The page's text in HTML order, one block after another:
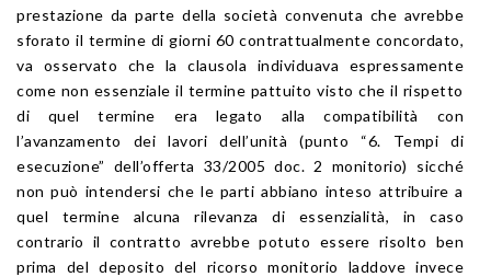
prestazione da parte della società convenuta che avrebbe
sforato il termine di giorni 60 contrattualmente concordato,
va osservato che la clausola individuava espressamente
come non essenziale il termine pattuito visto che il rispetto
di quel termine era legato alla compatibilità con
l’avanzamento dei lavori dell’unità (punto “6. Tempi di
esecuzione” dell’offerta 33/2005 doc. 2 monitorio) sicché
non può intendersi che le parti abbiano inteso attribuire a
quel termine alcuna rilevanza di essenzialità, in caso
contrario il contratto avrebbe potuto essere risolto ben
prima del deposito del ricorso monitorio laddove invece